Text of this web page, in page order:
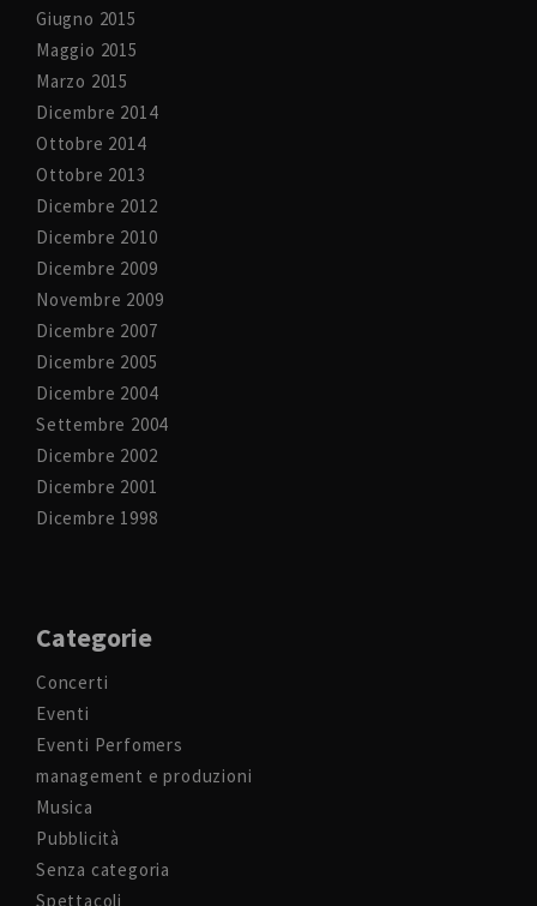
Giugno 2015
Maggio 2015
Marzo 2015
Dicembre 2014
Ottobre 2014
Ottobre 2013
Dicembre 2012
Dicembre 2010
Dicembre 2009
Novembre 2009
Dicembre 2007
Dicembre 2005
Dicembre 2004
Settembre 2004
Dicembre 2002
Dicembre 2001
Dicembre 1998
Categorie
Concerti
Eventi
Eventi Perfomers
management e produzioni
Musica
Pubblicità
Senza categoria
Spettacoli